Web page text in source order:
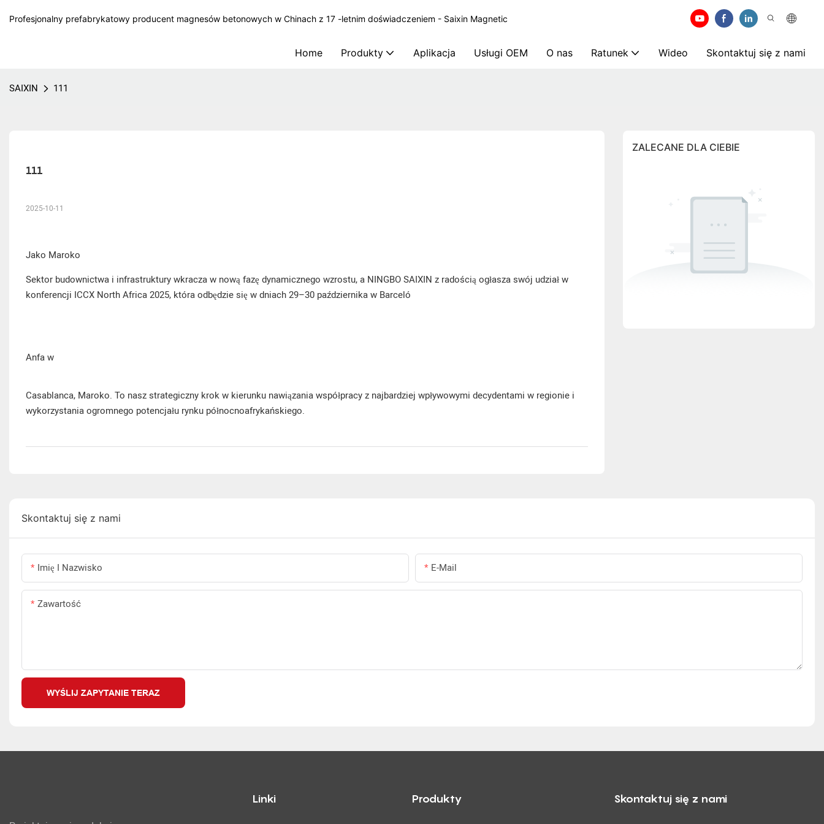
Profesjonalny prefabrykatowy producent magnesów betonowych w Chinach z 17 -letnim doświadczeniem - Saixin Magnetic
Home Produkty Aplikacja Usługi OEM O nas Ratunek Wideo Skontaktuj się z nami
SAIXIN 111
111
2025-10-11
Jako Maroko
Sektor budownictwa i infrastruktury wkracza w nową fazę dynamicznego wzrostu, a NINGBO SAIXIN z radością ogłasza swój udział w
konferencji ICCX North Africa 2025, która odbędzie się w dniach 29–30 października w Barceló
Anfa w
Casablanca, Maroko. To nasz strategiczny krok w kierunku nawiązania współpracy z najbardziej wpływowymi decydentami w regionie i
wykorzystania ogromnego potencjału rynku północnoafrykańskiego.
ZALECANE DLA CIEBIE
Skontaktuj się z nami
Imię I Nazwisko E-Mail
Zawartość
WYŚLIJ ZAPYTANIE TERAZ
Linki Produkty Skontaktuj się z nami